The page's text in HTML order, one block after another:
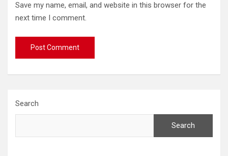
Save my name, email, and website in this browser for the
next time I comment.
Search
Search